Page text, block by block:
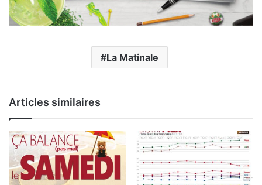
La Matinale
Articles similaires